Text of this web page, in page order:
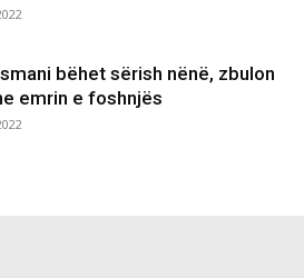
bëhet sërish nënë, zbulon
emrin e foshnjës